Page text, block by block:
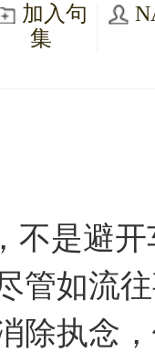
加入句
集
不是避
管如流
除执念